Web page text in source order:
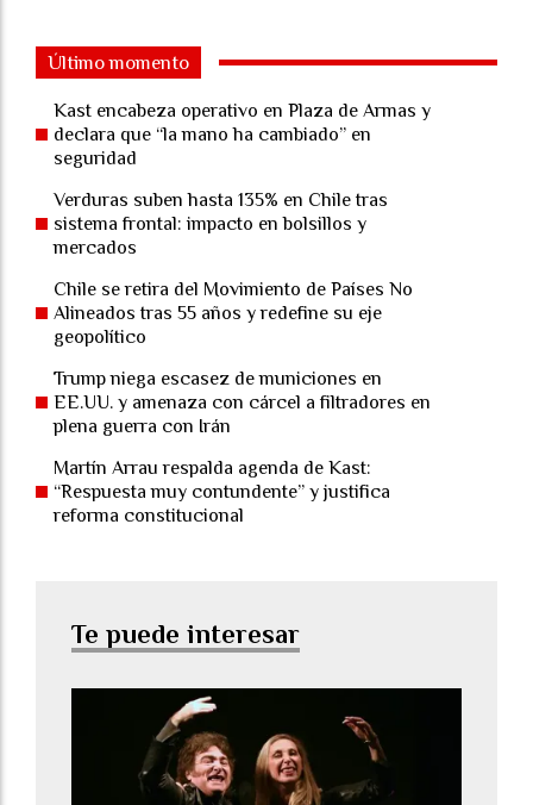
Último momento
Kast encabeza operativo en Plaza de Armas y
declara que “la mano ha cambiado” en
seguridad
Verduras suben hasta 135% en Chile tras
sistema frontal: impacto en bolsillos y
mercados
Chile se retira del Movimiento de Países No
Alineados tras 55 años y redefine su eje
geopolítico
Trump niega escasez de municiones en
EE.UU. y amenaza con cárcel a filtradores en
plena guerra con Irán
Martín Arrau respalda agenda de Kast:
“Respuesta muy contundente” y justifica
reforma constitucional
Te puede interesar